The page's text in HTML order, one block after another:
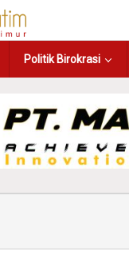
Politik Birokrasi